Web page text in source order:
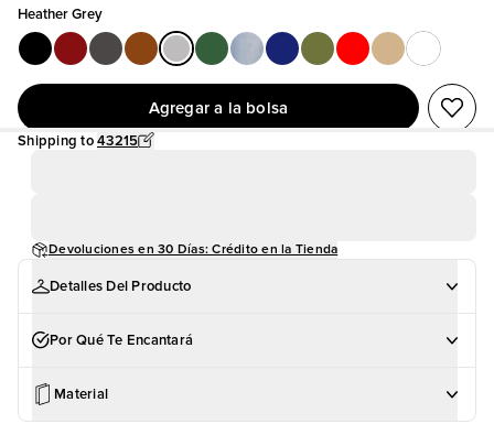
Heather Grey
Agregar a la bolsa
Shipping to 43215
Devoluciones en 30 Días: Crédito en la Tienda
Detalles Del Producto
Por Qué Te Encantará
Material